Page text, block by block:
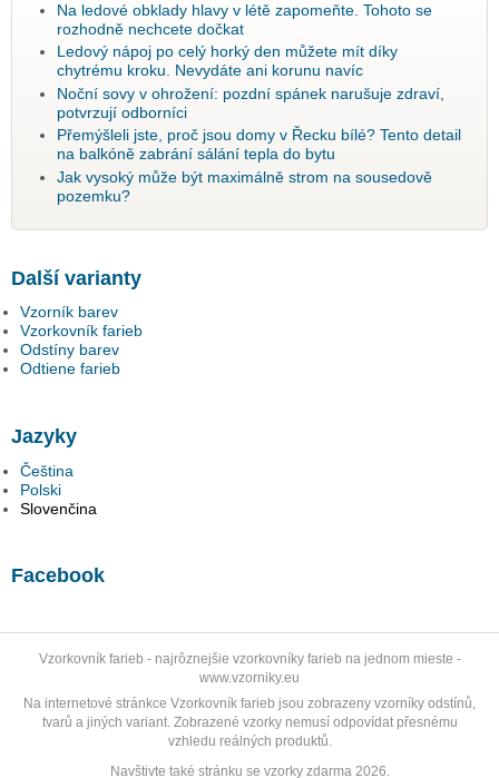
Na ledové obklady hlavy v létě zapomeňte. Tohoto se
rozhodně nechcete dočkat
Ledový nápoj po celý horký den můžete mít díky
chytrému kroku. Nevydáte ani korunu navíc
Noční sovy v ohrožení: pozdní spánek narušuje zdraví,
potvrzují odborníci
Přemýšleli jste, proč jsou domy v Řecku bílé? Tento detail
na balkóně zabrání sálání tepla do bytu
Jak vysoký může být maximálně strom na sousedově
pozemku?
Další varianty
Vzorník barev
Vzorkovník farieb
Odstíny barev
Odtiene farieb
Jazyky
Čeština
Polski
Slovenčina
Facebook
Vzorkovník farieb - najrôznejšie vzorkovníky farieb na jednom mieste -
www.vzorniky.eu
Na internetové stránkce Vzorkovník farieb jsou zobrazeny vzorníky odstínů,
tvarů a jiných variant. Zobrazené vzorky nemusí odpovídat přesnému
vzhledu reálných produktů.
Navštivte také stránku se vzorky zdarma 2026